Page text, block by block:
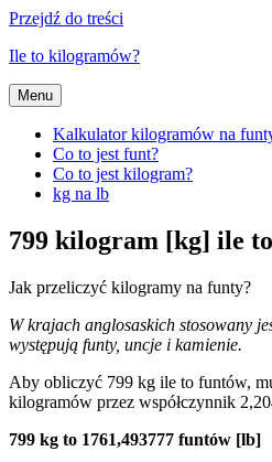
Przejdź do treści
Ile to kilogramów?
Menu
Kalkulator kilogramów na
Co to jest funt?
Co to jest kilogram?
kg na lb
799 kilogram [kg] ile
Jak przeliczyć kilogramy na funty?
W krajach anglosaskich stosowany
występują funty, uncje i kamienie.
Aby obliczyć 799 kg ile to funtów,
kilogramów przez współczynnik
799 kg to 1761,493777 funtów [lb]